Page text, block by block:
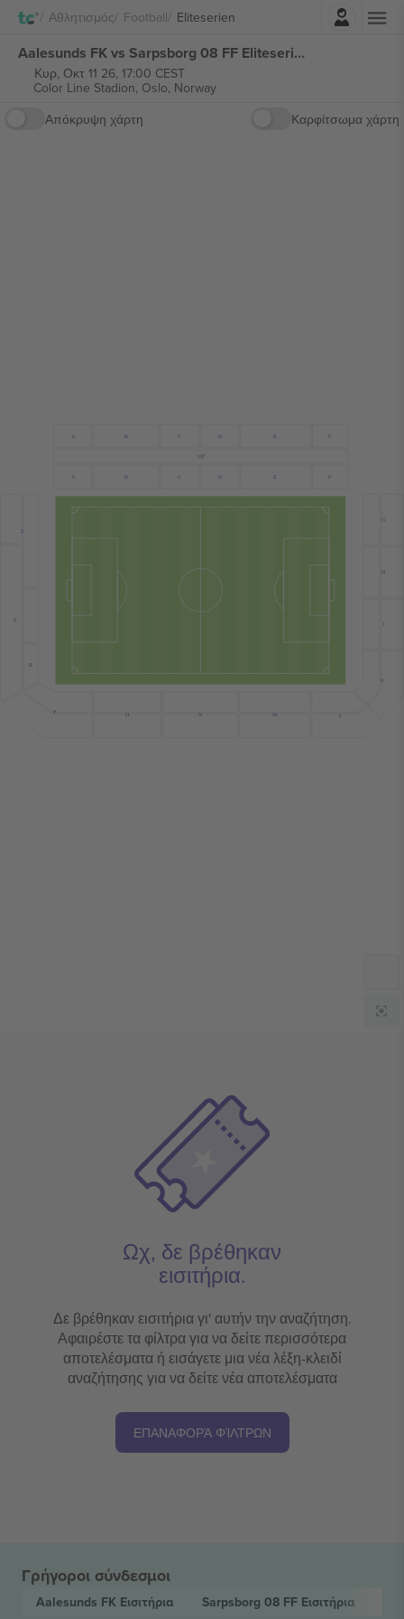
Αθλητισμός Football EliteserienΣύνδεση
Aalesunds FK vs Sarpsborg 08 FF Eliteserien εισιτήρια
Κυρ, Οκτ 11 26, 17:00 CEST
Color Line Stadion, Oslo, Norway
Απόκρυψη χάρτη
Καρφίτσωμα χάρτη
A
A
B
B
C
C
D
D
E
E
F
F
O N M
G
H
J
K
R
S
Z
VIP
Ωχ, δε βρέθηκαν
εισιτήρια.
Δε βρέθηκαν εισιτήρια γι' αυτήν την αναζήτηση.
Αφαιρέστε τα φίλτρα για να δείτε περισσότερα
αποτελέσματα ή εισάγετε μια νέα λέξη-κλειδί
αναζήτησης για να δείτε νέα αποτελέσματα
ΕΠΑΝΑΦΟΡΆ ΦΊΛΤΡΩΝ
Γρήγοροι σύνδεσμοι
Aalesunds FK Εισιτήρια Sarpsborg 08 FF Εισιτήρια